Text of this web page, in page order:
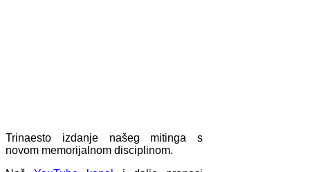
Trinaesto izdanje našeg mitinga s
novom memorijalnom disciplinom.